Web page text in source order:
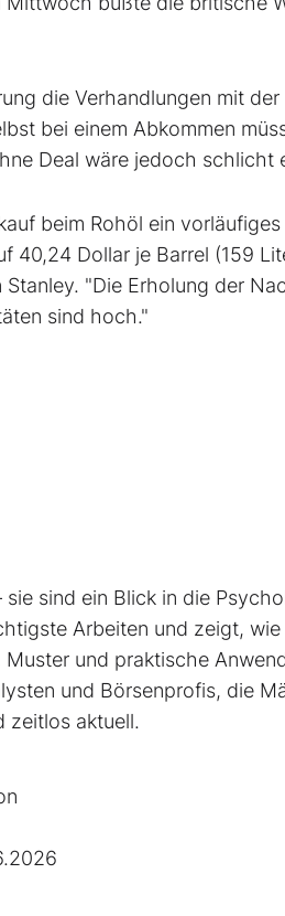
die Verhandlungen mit
bei einem Abkommen
Deal wäre jedoch schlicht
beim Rohöl ein
Dollar je Barrel (159
"Die Erholung der
sind hoch."
sind ein Blick in die
Arbeiten und zeigt,
und praktische
und Börsenprofis, die
zeitlos aktuell.